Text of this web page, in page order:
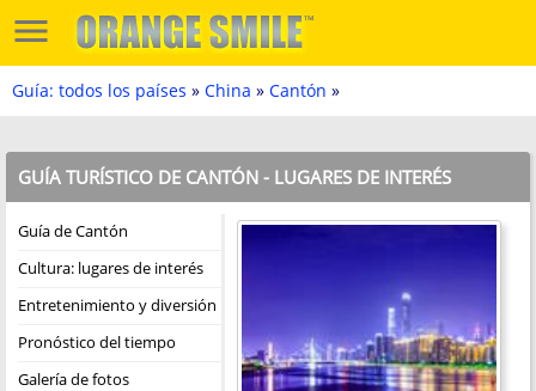
Guía: todos los países » China » Cantón »
GUÍA TURÍSTICO DE CANTÓN - LUGARES DE INTERÉS
Guía de Cantón
Cultura: lugares de interés
Entretenimiento y diversión
Pronóstico del tiempo
Galería de fotos